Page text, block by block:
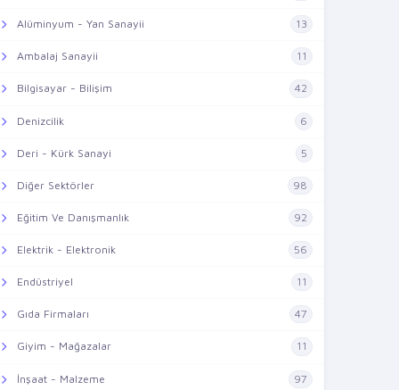
Alüminyum - Yan Sanayii 13
Ambalaj Sanayii 11
Bilgisayar - Bilişim 42
Denizcilik 6
Deri - Kürk Sanayi 5
Diğer Sektörler 98
Eğitim Ve Danışmanlık 92
Elektrik - Elektronik 56
Endüstriyel 11
Gıda Firmaları 47
Giyim - Mağazalar 11
İnşaat - Malzeme 97